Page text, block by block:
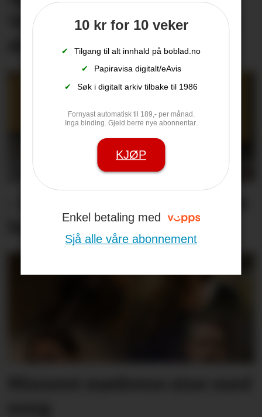
10 kr for 10 veker
✔
Tilgang til alt innhald på boblad.no
✔
Papiravisa digitalt/eAvis
✔
Søk i digitalt arkiv tilbake til 1986
Fornyast automatisk til 189,- per månad.
Inga binding. Gjeld berre nye abonnentar.
KJØP
Enkel betaling med
Sjå alle våre abonnement
Veit du om leige­­­­bustaden
din er trygg?
heilt overkøyrd